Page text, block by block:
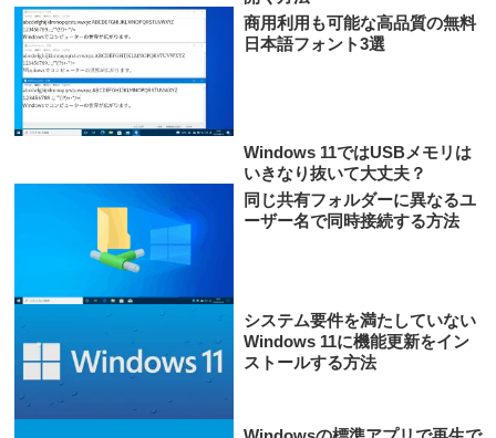
商用利用も可能な高品質の無料
日本語フォント3選
Windows 11ではUSBメモリは
いきなり抜いて大丈夫？
同じ共有フォルダーに異なるユ
ーザー名で同時接続する方法
システム要件を満たしていない
Windows 11に機能更新をイン
ストールする方法